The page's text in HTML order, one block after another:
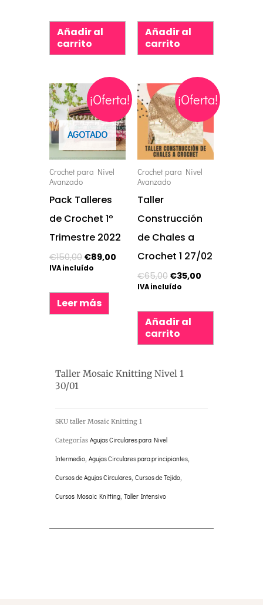
Añadir al
carrito
Añadir al
carrito
¡Oferta!
AGOTADO
Crochet para Nivel
Avanzado
Pack Talleres
de Crochet 1º
Trimestre 2022
€150,00
El
precio
original
era:
€150,00.
€89,00
precio
actual
es:
€89,00.
IVA incluído
Leer más
¡Oferta!
Crochet para Nivel
Avanzado
Taller
Construcción
de Chales a
Crochet 1 27/02
€65,00
El
precio
original
era:
€65,00.
€35,00
precio
actual
es:
€35,00.
IVA incluído
Añadir al
carrito
Taller Mosaic Knitting Nivel 1
30/01
SKU taller Mosaic Knitting 1
Categorías Agujas Circulares para Nivel
Intermedio, Agujas Circulares para principiantes,
Cursos de Agujas Circulares, Cursos de Tejido,
Cursos Mosaic Knitting, Taller Intensivo